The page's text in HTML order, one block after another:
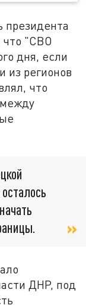
президента
что "СВО
дня, если
из регионов
что
между
ДНР, под